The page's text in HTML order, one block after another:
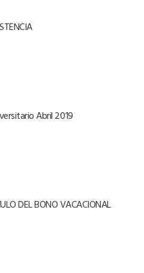
Abril 2019
DEL BONO VACACIONAL